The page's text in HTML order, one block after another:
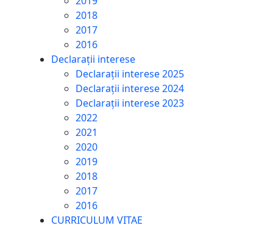
2018
2017
2016
Declarații interese
Declarații interese 2025
Declarații interese 2024
Declarații interese 2023
2022
2021
2020
2019
2018
2017
2016
CURRICULUM VITAE